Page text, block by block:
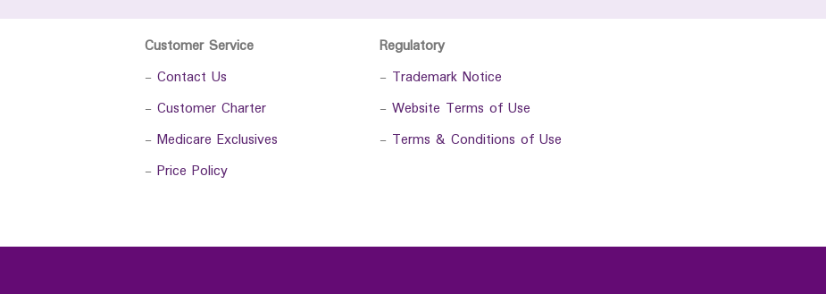
Customer Service
- Contact Us
- Customer Charter
- Medicare Exclusives
- Price Policy
Regulatory
- Trademark Notice
- Website Terms of Use
- Terms & Conditions of Use